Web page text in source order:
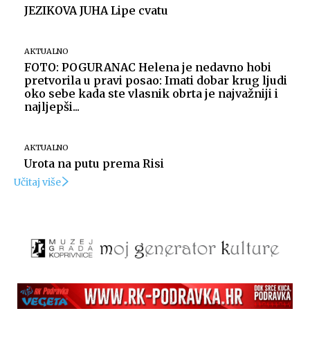
JEZIKOVA JUHA Lipe cvatu
AKTUALNO
FOTO: POGURANAC Helena je nedavno hobi
pretvorila u pravi posao: Imati dobar krug ljudi
oko sebe kada ste vlasnik obrta je najvažniji i
najljepši...
AKTUALNO
Urota na putu prema Risi
Učitaj više